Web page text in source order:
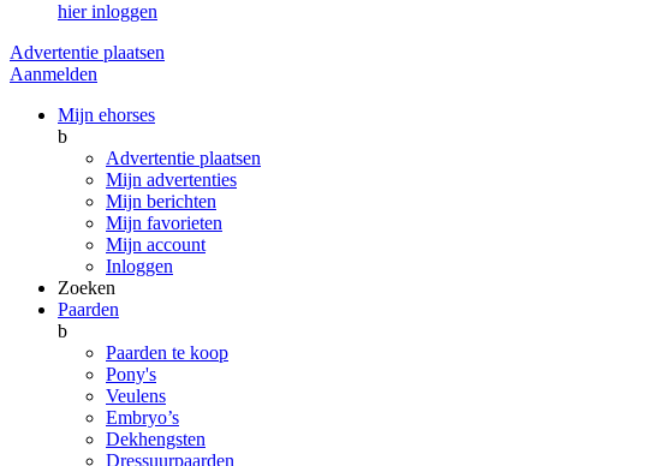
hier inloggen
Advertentie plaatsen
Aanmelden
Mijn ehorses
b
Advertentie plaatsen
Mijn advertenties
Mijn berichten
Mijn favorieten
Mijn account
Inloggen
Zoeken
Paarden
b
Paarden te koop
Pony's
Veulens
Embryo’s
Dekhengsten
Dressuurpaarden